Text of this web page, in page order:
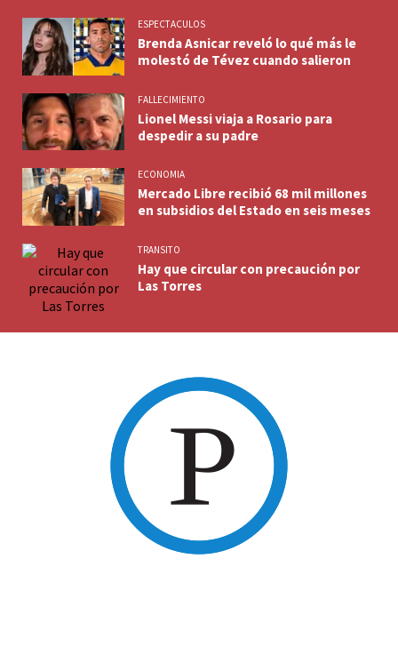
ESPECTACULOS
Brenda Asnicar reveló lo qué más le
molestó de Tévez cuando salieron
FALLECIMIENTO
Lionel Messi viaja a Rosario para
despedir a su padre
ECONOMIA
Mercado Libre recibió 68 mil millones
en subsidios del Estado en seis meses
TRANSITO
Hay que circular con precaución por
Las Torres